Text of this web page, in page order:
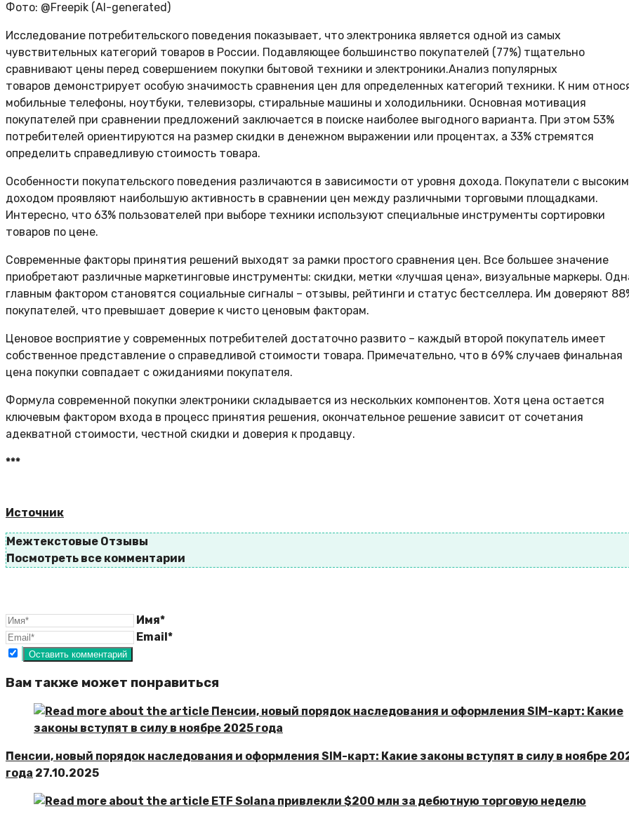
Фото: @Freepik (AI-generated)
Исследование потребительского поведения показывает, что электроника является одной из самых
чувствительных категорий товаров в России. Подавляющее большинство покупателей (77%) тщательно
сравнивают цены перед совершением покупки бытовой техники и электроники.Анализ популярных
товаров демонстрирует особую значимость сравнения цен для определенных категорий техники. К ним
мобильные телефоны, ноутбуки, телевизоры, стиральные машины и холодильники. Основная мотивация
покупателей при сравнении предложений заключается в поиске наиболее выгодного варианта. При этом 53%
потребителей ориентируются на размер скидки в денежном выражении или процентах, а 33% стремятся
определить справедливую стоимость товара.
Особенности покупательского поведения различаются в зависимости от уровня дохода. Покупатели с высоким
доходом проявляют наибольшую активность в сравнении цен между различными торговыми площадками.
Интересно, что 63% пользователей при выборе техники используют специальные инструменты сортировки
товаров по цене.
Современные факторы принятия решений выходят за рамки простого сравнения цен. Все большее значение
приобретают различные маркетинговые инструменты: скидки, метки «лучшая цена», визуальные маркеры.
главным фактором становятся социальные сигналы – отзывы, рейтинги и статус бестселлера. Им доверяют
покупателей, что превышает доверие к чисто ценовым факторам.
Ценовое восприятие у современных потребителей достаточно развито – каждый второй покупатель имеет
собственное представление о справедливой стоимости товара. Примечательно, что в 69% случаев финальная
цена покупки совпадает с ожиданиями покупателя.
Формула современной покупки электроники складывается из нескольких компонентов. Хотя цена остается
ключевым фактором входа в процесс принятия решения, окончательное решение зависит от сочетания
адекватной стоимости, честной скидки и доверия к продавцу.
***
Источник
Межтекстовые Отзывы
Посмотреть все комментарии
Имя*
Email*
Вам также может понравиться
Пенсии, новый порядок наследования и оформления SIM-карт: Какие законы вступят в силу в ноябре
года 27.10.2025